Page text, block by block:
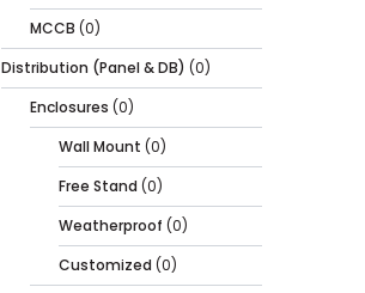
MCCB (0)
Distribution (Panel & DB) (0)
Enclosures (0)
Wall Mount (0)
Free Stand (0)
Weatherproof (0)
Customized (0)